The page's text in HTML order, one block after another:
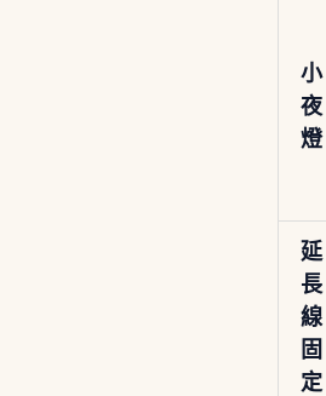
小
夜
燈
延
長
線
固
定